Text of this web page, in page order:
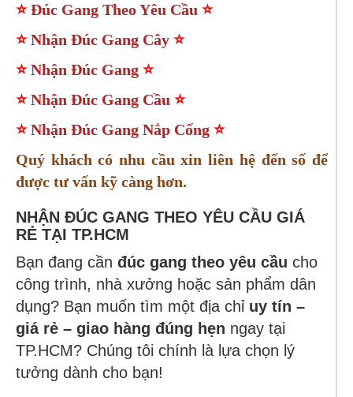
⭐Đúc Gang Theo Yêu Cầu ⭐
⭐Nhận Đúc Gang Cây ⭐
⭐Nhận Đúc Gang ⭐
⭐Nhận Đúc Gang Cầu ⭐
⭐Nhận Đúc Gang Nắp Cống ⭐
Quý khách có nhu cầu xin liên hệ đến số để
được tư vấn kỹ càng hơn.
NHẬN ĐÚC GANG THEO YÊU CẦU GIÁ
RẺ TẠI TP.HCM
Bạn đang cần đúc gang theo yêu cầu cho
công trình, nhà xưởng hoặc sản phẩm dân
dụng? Bạn muốn tìm một địa chỉ uy tín –
giá rẻ – giao hàng đúng hẹn ngay tại
TP.HCM? Chúng tôi chính là lựa chọn lý
tưởng dành cho bạn!